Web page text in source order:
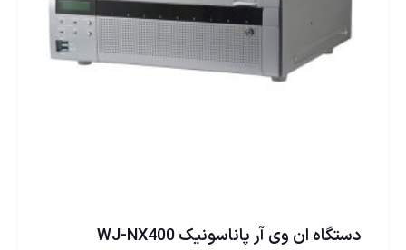
دستگاه ان وی آر پاناسونيک WJ-NX400